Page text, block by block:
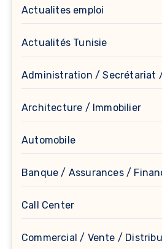
Actualites emploi
Actualités Tunisie
Administration / Secrétariat
Architecture / Immobilier
Automobile
Banque / Assurances /
Call Center
Commercial / Vente /